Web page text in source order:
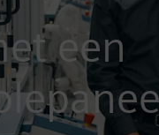
een